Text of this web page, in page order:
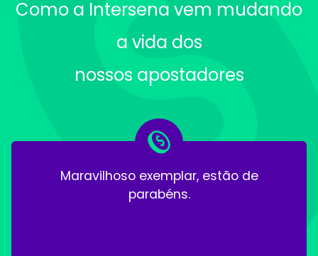
Como a Intersena vem mudando
a vida dos
nossos apostadores
Maravilhoso exemplar, estão de
parabéns.